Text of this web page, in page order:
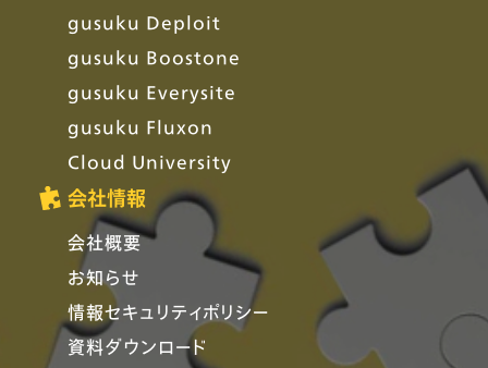
gusuku Deploit
gusuku Boostone
gusuku Everysite
gusuku Fluxon
Cloud University
会社情報
会社概要
お知らせ
情報セキュリティポリシー
資料ダウンロード